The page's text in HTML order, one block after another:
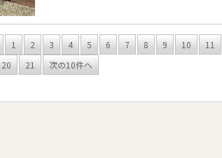
1 2 3 4 5 6 7 8 9 10 11
20 21 次の10件へ